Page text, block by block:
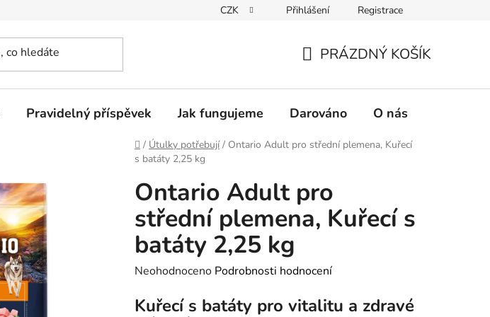
CZK Přihlášení Registrace
KOŠÍK
PRÁZDNÝ KOŠÍK
Pravidelný příspěvek Jak fungujeme Darováno O nás
Domů
/ Útulky potřebují / Ontario Adult pro střední plemena, Kuřecí
s batáty 2,25 kg
Ontario Adult pro
střední plemena, Kuřecí s
batáty 2,25 kg
Průměrné
produktu
Neohodnoceno Podrobnosti hodnocení
Kuřecí s batáty pro vitalitu a zdravé